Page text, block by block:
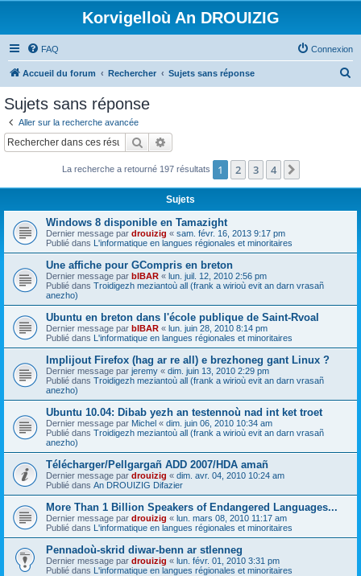
Korvigelloù An DROUIZIG
FAQ Connexion
Accueil du forum Rechercher Sujets sans réponse
c
Sujets sans réponse
Aller sur la recherche avancée
Rechercher
La recherche a retourné 197 résultats 1 2 3 4
Sujets
Windows 8 disponible en Tamazight
Dernier message par drouizig « sam. févr. 16, 2013 9:17 pm
Publié dans L'informatique en langues régionales et minoritaires
Une affiche pour GCompris en breton
Dernier message par bIBAR « lun. juil. 12, 2010 2:56 pm
Publié dans Troidigezh meziantoù all (frank a wirioù evit an darn vrasañ
anezho)
Ubuntu en breton dans l'école publique de Saint-Rvoal
Dernier message par bIBAR « lun. juin 28, 2010 8:14 pm
Publié dans L'informatique en langues régionales et minoritaires
Implijout Firefox (hag ar re all) e brezhoneg gant Linux ?
Dernier message par jeremy « dim. juin 13, 2010 2:29 pm
Publié dans Troidigezh meziantoù all (frank a wirioù evit an darn vrasañ
anezho)
Ubuntu 10.04: Dibab yezh an testennoù nad int ket troet
Dernier message par Michel « dim. juin 06, 2010 10:34 am
Publié dans Troidigezh meziantoù all (frank a wirioù evit an darn vrasañ
anezho)
Télécharger/Pellgargañ ADD 2007/HDA amañ
Dernier message par drouizig « dim. avr. 04, 2010 10:24 am
Publié dans An DROUIZIG Difazier
More Than 1 Billion Speakers of Endangered Languages...
Dernier message par drouizig « lun. mars 08, 2010 11:17 am
Publié dans L'informatique en langues régionales et minoritaires
Pennadoù-skrid diwar-benn ar stlenneg
Dernier message par drouizig « lun. févr. 01, 2010 3:31 pm
Publié dans L'informatique en langues régionales et minoritaires